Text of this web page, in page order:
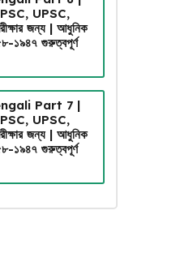
UPSC,
জন্য | আধুনিক
১৯৪৭ গুরুত্বপূর্ণ
Part 7 |
UPSC,
জন্য | আধুনিক
১৯৪৭ গুরুত্বপূর্ণ